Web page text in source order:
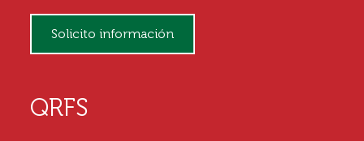
Solicito información
QRFS